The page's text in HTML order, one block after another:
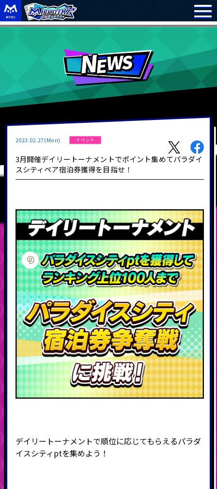
2023.02.27(Mon) イベント
3月開催デイリートーナメントでポイント集めてパラダイ
スシティペア宿泊券獲得を目指せ！
デイリートーナメントで順位に応じてもらえるパラダ
イスシティptを集めよう！